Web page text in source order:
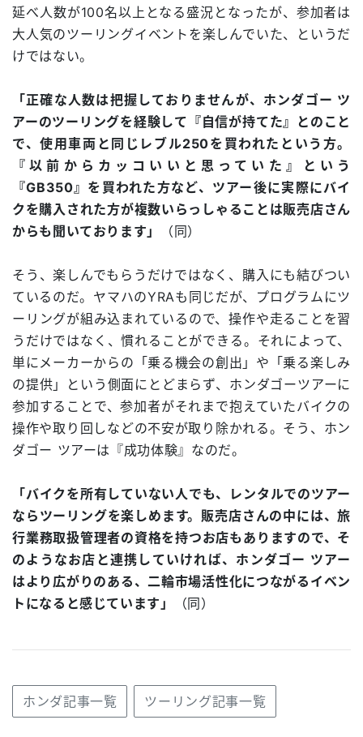
延べ人数が100名以上となる盛況となったが、参加者は
大人気のツーリングイベントを楽しんでいた、というだ
けではない。
「正確な人数は把握しておりませんが、ホンダゴー ツ
アーのツーリングを経験して『自信が持てた』とのこと
で、使用車両と同じレブル250を買われたという方。
『以前からカッコいいと思っていた』という
『GB350』を買われた方など、ツアー後に実際にバイ
クを購入された方が複数いらっしゃることは販売店さん
からも聞いております」
（同）
そう、楽しんでもらうだけではなく、購入にも結びつい
ているのだ。ヤマハのYRAも同じだが、プログラムにツ
ーリングが組み込まれているので、操作や走ることを習
うだけではなく、慣れることができる。それによって、
単にメーカーからの「乗る機会の創出」や「乗る楽しみ
の提供」という側面にとどまらず、ホンダゴーツアーに
参加することで、参加者がそれまで抱えていたバイクの
操作や取り回しなどの不安が取り除かれる。そう、ホン
ダゴー ツアーは『成功体験』なのだ。
「バイクを所有していない人でも、レンタルでのツアー
ならツーリングを楽しめます。販売店さんの中には、旅
行業務取扱管理者の資格を持つお店もありますので、そ
のようなお店と連携していければ、ホンダゴー ツアー
はより広がりのある、二輪市場活性化につながるイベン
トになると感じています」
（同）
ホンダ記事一覧 ツーリング記事一覧